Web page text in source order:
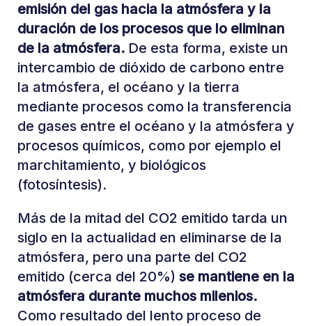
emisión del gas hacia la atmósfera y la
duración de los procesos que lo eliminan
de la atmósfera.De esta forma, existe un
intercambio de dióxido de carbono entre
la atmósfera, el océano y la tierra
mediante procesos como la transferencia
de gases entre el océano y la atmósfera y
procesos químicos, como por ejemplo el
marchitamiento, y biológicos
(fotosíntesis).
Más de la mitad del CO2 emitido tarda un
siglo en la actualidad en eliminarse de la
atmósfera, pero una parte del CO2
emitido (cerca del 20%) se mantiene en la
atmósfera durante muchos milenios.
Como resultado del lento proceso de